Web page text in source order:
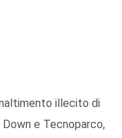
illecito di
e Tecnoparco,